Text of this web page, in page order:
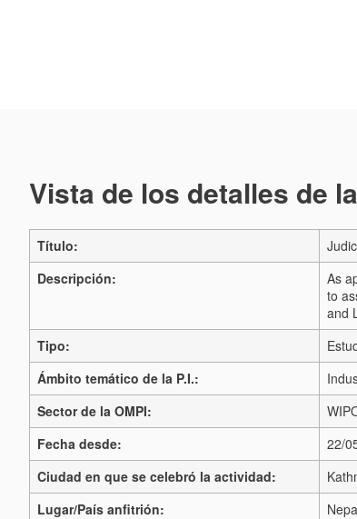
Vista de los detalles de
Título:
Descripción:
As
to
and
Tipo:
Ámbito temático de la P.I.:
Sector de la OMPI:
Fecha desde:
22/
Ciudad en que se celebró la actividad:
Lugar/País anfitrión: